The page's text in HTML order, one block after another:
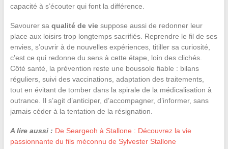
capacité à s’écouter qui font la différence.
Savourer sa qualité de viesuppose aussi de redonner leur
place aux loisirs trop longtemps sacrifiés. Reprendre le fil de ses
envies, s’ouvrir à de nouvelles expériences, titiller sa curiosité,
c’est ce qui redonne du sens à cette étape, loin des clichés.
Côté santé, la prévention reste une boussole fiable : bilans
réguliers, suivi des vaccinations, adaptation des traitements,
tout en évitant de tomber dans la spirale de la médicalisation à
outrance. Il s’agit d’anticiper, d’accompagner, d’informer, sans
jamais céder à la tentation de la résignation.
A lire aussi : De Seargeoh à Stallone : Découvrez la vie
passionnante du fils méconnu de Sylvester Stallone